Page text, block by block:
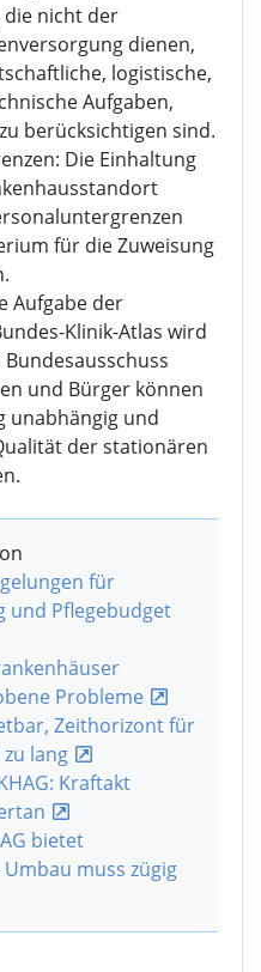
die nicht der
dienen,
logistische,
Aufgaben,
berücksichtigen sind.
Die Einhaltung
für die Zuweisung
Aufgabe der
Klinik-Atlas wird
und Bürger können
unabhängig und
der stationären
für
und Pflegebudget
Probleme
Zeithorizont für
lang
Kraftakt
bietet
muss zügig